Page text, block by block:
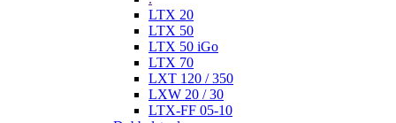
LTX 20
LTX 50
LTX 50 iGo
LTX 70
LXT 120 / 350
LXW 20 / 30
LTX-FF 05-10